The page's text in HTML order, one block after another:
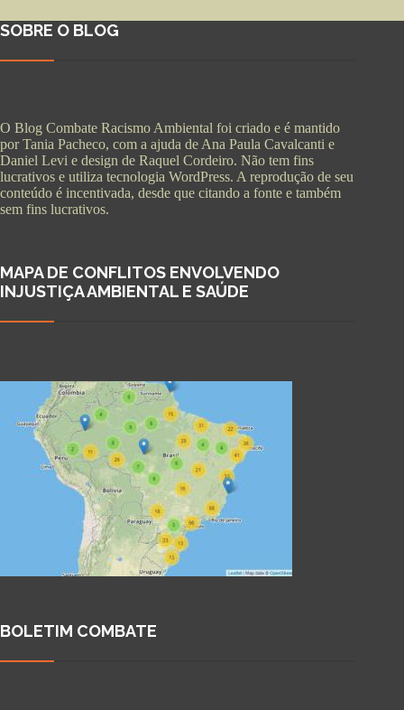
SOBRE O BLOG
O Blog Combate Racismo Ambiental foi criado e é mantido
por Tania Pacheco, com a ajuda de Ana Paula Cavalcanti e
Daniel Levi e design de Raquel Cordeiro. Não tem fins
lucrativos e utiliza tecnologia WordPress. A reprodução de seu
conteúdo é incentivada, desde que citando a fonte e também
sem fins lucrativos.
MAPA DE CONFLITOS ENVOLVENDO
INJUSTIÇA AMBIENTAL E SAÚDE
BOLETIM COMBATE